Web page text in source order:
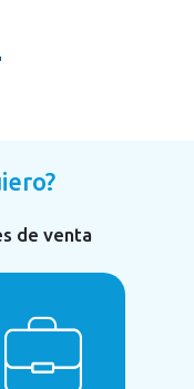
de venta